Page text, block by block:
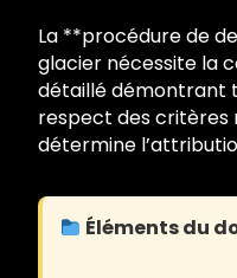
La **procédure de
glacier nécessite la
détaillé démontrant
respect des critères
détermine
Éléments du